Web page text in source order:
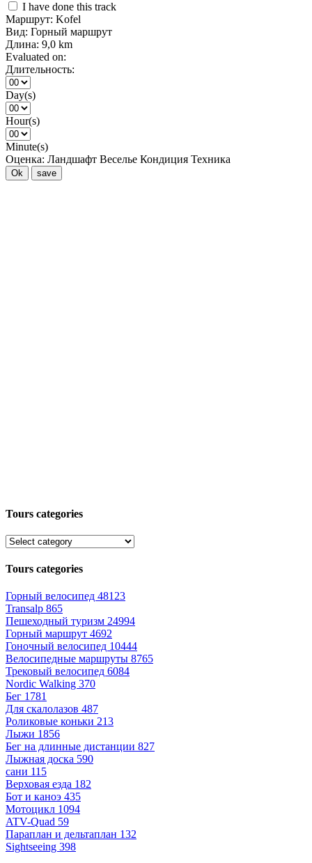
I have done this track
Маршрут: Kofel
Вид: Горный маршрут
Длина: 9,0 km
Evaluated on:
Длительность:
Day(s)
Hour(s)
Minute(s)
Оценка: Ландшафт Веселье Кондиция Техника
Ok save
Tours categories
Tours categories
Горный велосипед 48123
Transalp 865
Пешеходный туризм 24994
Горный маршрут 4692
Гоночный велосипед 10444
Велосипедные маршруты 8765
Трековый велосипед 6084
Nordic Walking 370
Бег 1781
Для скалолазов 487
Роликовые коньки 213
Лыжи 1856
Бег на длинные дистанции 827
Лыжная доска 590
сани 115
Верховая езда 182
Бот и каноэ 435
Мотоцикл 1094
ATV-Quad 59
Параплан и дельтаплан 132
Sightseeing 398